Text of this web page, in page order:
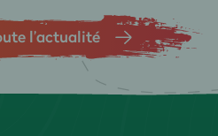
l’actualité